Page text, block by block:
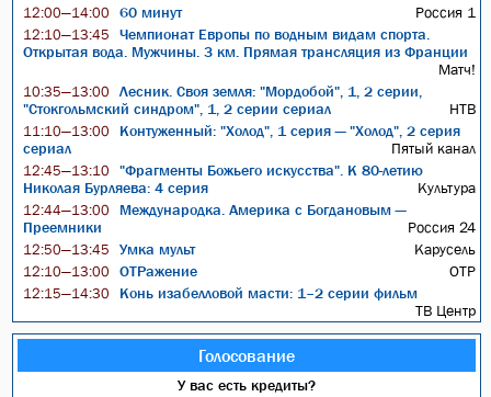
12:00—14:00 60 минут Россия 1
12:10—13:45
Чемпионат Европы по водным видам спорта.
Открытая вода. Мужчины. 3 км. Прямая трансляция из Франции
Матч!
10:35—13:00
Лесник. Своя земля: "Мордобой", 1, 2 серии,
"Стокгольмский синдром", 1, 2 серии сериал
НТВ
11:10—13:00
Контуженный: "Холод", 1 серия — "Холод", 2 серия
сериал
Пятый канал
12:45—13:10
"Фрагменты Божьего искусства". К 80-летию
Николая Бурляева: 4 серия
Культура
12:44—13:00
Международка. Америка с Богдановым —
Преемники
Россия 24
12:50—13:45 Умка мульт Карусель
12:10—13:00 ОТРажение ОТР
12:15—14:30
Конь изабелловой масти: 1–2 серии фильм
ТВ Центр
Голосование
У вас есть кредиты?